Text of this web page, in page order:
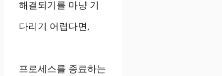
해결되기를 마냥 기
다리기 어렵다면,
프로세스를 종료하는